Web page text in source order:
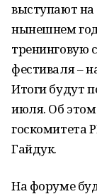
выступают
нынешнем
тренинговую
фестиваля –
Итоги будут
июля. Об этом
госкомитета
Гайдук.
На форуме